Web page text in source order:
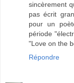
sincèrement
pas écrit
pour un
période
"Love on the
Répondre